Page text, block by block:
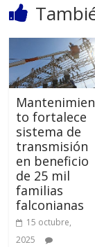
Mantenimien
to fortalece
sistema de
transmisión
en beneficio
de 25 mil
familias
falconianas
15 octubre,
2025